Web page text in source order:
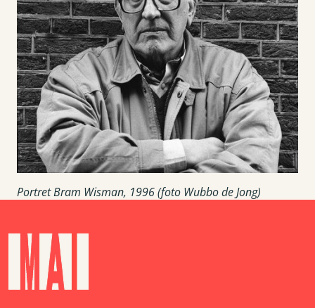
Portret Bram Wisman, 1996 (foto Wubbo de Jong)